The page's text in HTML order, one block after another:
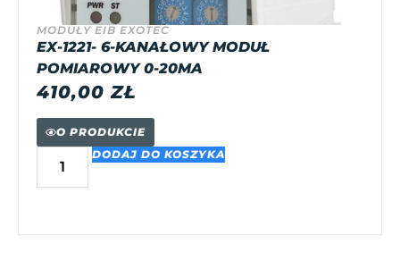
MODUŁY EIB EXOTEC
EX-1221- 6-KANAŁOWY MODUŁ
POMIAROWY 0-20MA
410,00ZŁ
O PRODUKCIE
DODAJ DO KOSZYKA